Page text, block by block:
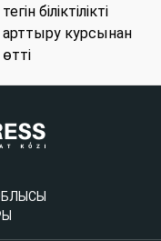
тегін біліктілікті
арттыру курсынан
өтті